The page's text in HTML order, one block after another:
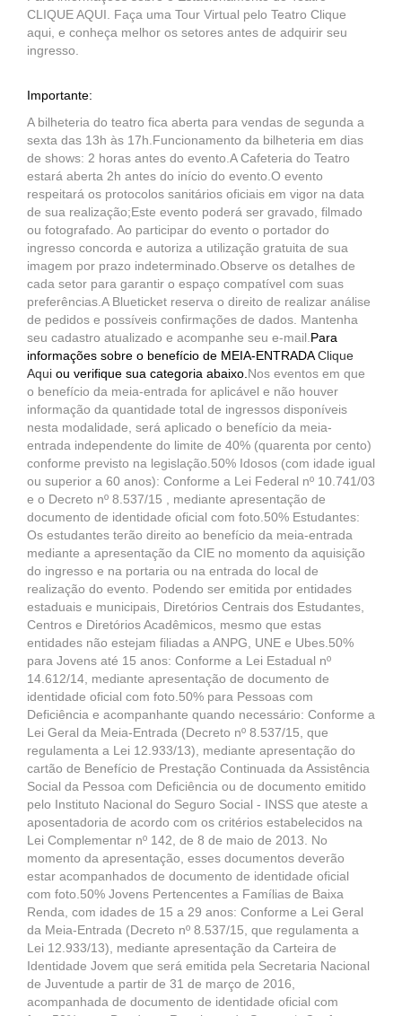
CLIQUE AQUI. Faça uma Tour Virtual pelo Teatro Clique
aqui, e conheça melhor os setores antes de adquirir seu
ingresso.
Importante:
A bilheteria do teatro fica aberta para vendas de segunda a
sexta das 13h às 17h.Funcionamento da bilheteria em dias
de shows: 2 horas antes do evento.A Cafeteria do Teatro
estará aberta 2h antes do início do evento.O evento
respeitará os protocolos sanitários oficiais em vigor na data
de sua realização;Este evento poderá ser gravado, filmado
ou fotografado. Ao participar do evento o portador do
ingresso concorda e autoriza a utilização gratuita de sua
imagem por prazo indeterminado.Observe os detalhes de
cada setor para garantir o espaço compatível com suas
preferências.A Blueticket reserva o direito de realizar análise
de pedidos e possíveis confirmações de dados. Mantenha
seu cadastro atualizado e acompanhe seu e-mail. Para
informações sobre o benefício de MEIA-ENTRADAClique
Aqui ou verifique sua categoria abaixo. Nos eventos em que
o benefício da meia-entrada for aplicável e não houver
informação da quantidade total de ingressos disponíveis
nesta modalidade, será aplicado o benefício da meia-
entrada independente do limite de 40% (quarenta por cento)
conforme previsto na legislação.50% Idosos (com idade igual
ou superior a 60 anos): Conforme a Lei Federal nº 10.741/03
e o Decreto nº 8.537/15 , mediante apresentação de
documento de identidade oficial com foto.50% Estudantes:
Os estudantes terão direito ao benefício da meia-entrada
mediante a apresentação da CIE no momento da aquisição
do ingresso e na portaria ou na entrada do local de
realização do evento. Podendo ser emitida por entidades
estaduais e municipais, Diretórios Centrais dos Estudantes,
Centros e Diretórios Acadêmicos, mesmo que estas
entidades não estejam filiadas a ANPG, UNE e Ubes.50%
para Jovens até 15 anos: Conforme a Lei Estadual nº
14.612/14, mediante apresentação de documento de
identidade oficial com foto.50% para Pessoas com
Deficiência e acompanhante quando necessário: Conforme a
Lei Geral da Meia-Entrada (Decreto nº 8.537/15, que
regulamenta a Lei 12.933/13), mediante apresentação do
cartão de Benefício de Prestação Continuada da Assistência
Social da Pessoa com Deficiência ou de documento emitido
pelo Instituto Nacional do Seguro Social - INSS que ateste a
aposentadoria de acordo com os critérios estabelecidos na
Lei Complementar nº 142, de 8 de maio de 2013. No
momento da apresentação, esses documentos deverão
estar acompanhados de documento de identidade oficial
com foto.50% Jovens Pertencentes a Famílias de Baixa
Renda, com idades de 15 a 29 anos: Conforme a Lei Geral
da Meia-Entrada (Decreto nº 8.537/15, que regulamenta a
Lei 12.933/13), mediante apresentação da Carteira de
Identidade Jovem que será emitida pela Secretaria Nacional
de Juventude a partir de 31 de março de 2016,
acompanhada de documento de identidade oficial com